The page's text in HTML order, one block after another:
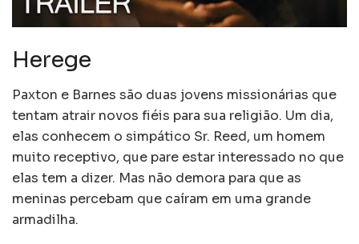
Herege
Paxton e Barnes são duas jovens missionárias que
tentam atrair novos fiéis para sua religião. Um dia,
elas conhecem o simpático Sr. Reed, um homem
muito receptivo, que pare estar interessado no que
elas tem a dizer. Mas não demora para que as
meninas percebam que caíram em uma grande
armadilha.